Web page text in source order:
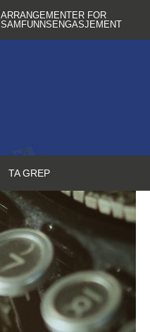
ARRANGEMENTER FOR
SAMFUNNSENGASJEMENT
TA GREP